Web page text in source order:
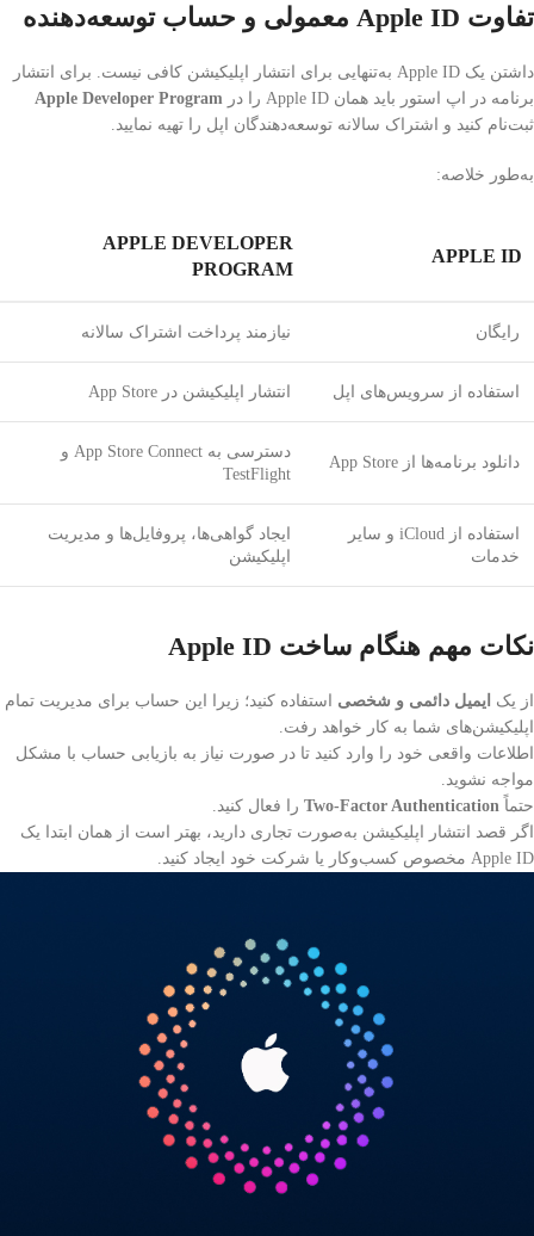
تفاوت Apple ID معمولی و حساب توسعه‌دهنده
داشتن یک Apple ID به‌تنهایی برای انتشار اپلیکیشن کافی نیست. برای انتشار
برنامه در اپ استور باید همان Apple ID را در
Apple Developer Program
ثبت‌نام کنید و اشتراک سالانه توسعه‌دهندگان اپل را تهیه نمایید.
به‌طور خلاصه:
APPLE ID
APPLE DEVELOPER
PROGRAM
رایگان نیازمند پرداخت اشتراک سالانه
استفاده از سرویس‌های اپل انتشار اپلیکیشن در App Store
دانلود برنامه‌ها از App Store
دسترسی به App Store Connect و
TestFlight
استفاده از iCloud و سایر
خدمات
ایجاد گواهی‌ها، پروفایل‌ها و مدیریت
اپلیکیشن
نکات مهم هنگام ساخت Apple ID
از یک ایمیل دائمی و شخصی استفاده کنید؛ زیرا این حساب برای مدیریت تمام
اپلیکیشن‌های شما به کار خواهد رفت.
اطلاعات واقعی خود را وارد کنید تا در صورت نیاز به بازیابی حساب با مشکل
مواجه نشوید.
حتماً Two-Factor Authentication را فعال کنید.
اگر قصد انتشار اپلیکیشن به‌صورت تجاری دارید، بهتر است از همان ابتدا یک
Apple ID مخصوص کسب‌وکار یا شرکت خود ایجاد کنید.